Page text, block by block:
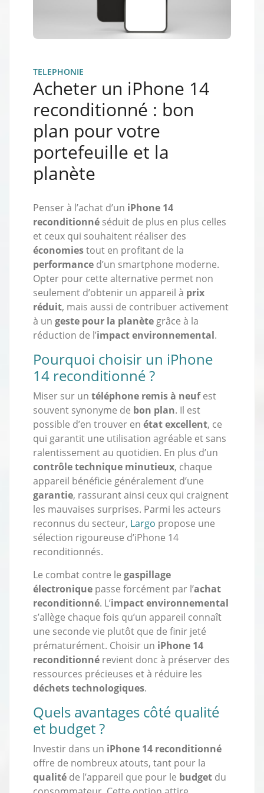
TELEPHONIE
Acheter un iPhone 14
reconditionné : bon
plan pour votre
portefeuille et la
planète
Penser à l’achat d’un iPhone 14
reconditionné séduit de plus en plus celles
et ceux qui souhaitent réaliser des
économiestout en profitant de la
performance d’un smartphone moderne.
Opter pour cette alternative permet non
seulement d’obtenir un appareil à prix
réduit, mais aussi de contribuer activement
à un geste pour la planète grâce à la
réduction de l’impact environnemental.
Pourquoi choisir un iPhone
14 reconditionné ?
Miser sur un téléphone remis à neufest
souvent synonyme de bon plan. Il est
possible d’en trouver en état excellent, ce
qui garantit une utilisation agréable et sans
ralentissement au quotidien. En plus d’un
contrôle technique minutieux, chaque
appareil bénéficie généralement d’une
garantie, rassurant ainsi ceux qui craignent
les mauvaises surprises. Parmi les acteurs
reconnus du secteur, Largo propose une
sélection rigoureuse d’iPhone 14
reconditionnés.
Le combat contre le gaspillage
électronique passe forcément par l’achat
reconditionné. L’impact environnemental
s’allège chaque fois qu’un appareil connaît
une seconde vie plutôt que de finir jeté
prématurément. Choisir un iPhone 14
reconditionné revient donc à préserver des
ressources précieuses et à réduire les
déchets technologiques.
Quels avantages côté qualité
et budget ?
Investir dans un iPhone 14 reconditionné
offre de nombreux atouts, tant pour la
qualité de l’appareil que pour le budget du